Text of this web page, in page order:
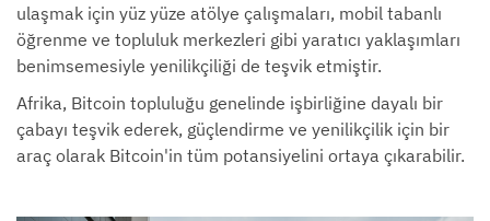
ulaşmak için yüz yüze atölye çalışmaları, mobil tabanlı
öğrenme ve topluluk merkezleri gibi yaratıcı yaklaşımları
benimsemesiyle yenilikçiliği de teşvik etmiştir.
Afrika, Bitcoin topluluğu genelinde işbirliğine dayalı bir
çabayı teşvik ederek, güçlendirme ve yenilikçilik için bir
araç olarak Bitcoin'in tüm potansiyelini ortaya çıkarabilir.